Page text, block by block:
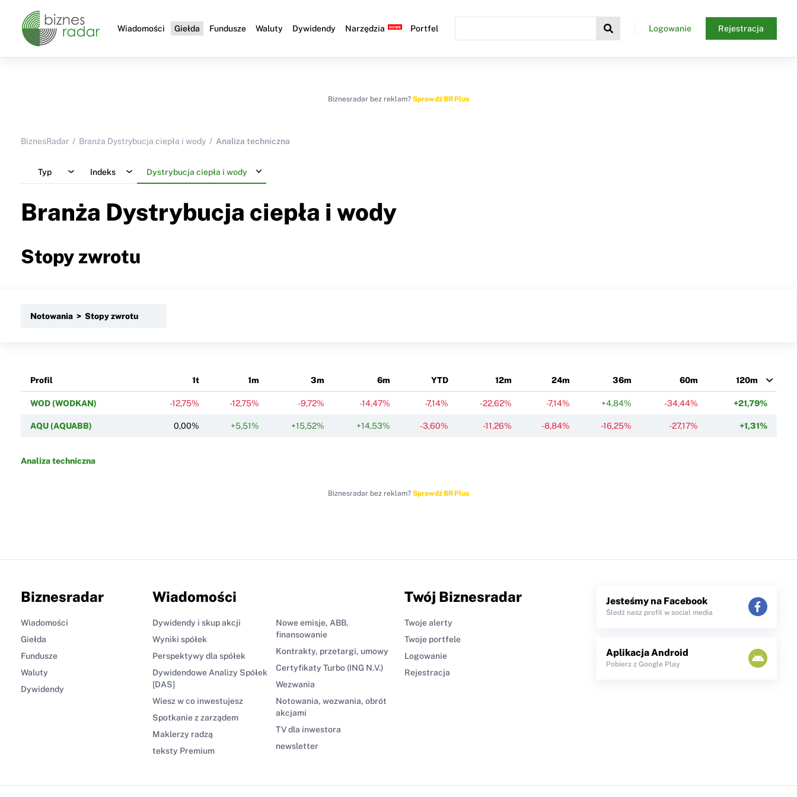
Wiadomości Giełda Fundusze Waluty Dywidendy Narzędzia Portfel Logowanie Rejestracja
Biznesradar bez reklam? Sprawdź BR Plus
BiznesRadar Branża Dystrybucja ciepła i wody Analiza techniczna
Typ Indeks Dystrybucja ciepła i wody
Branża Dystrybucja ciepła i wody
Stopy zwrotu
Notowania > Stopy zwrotu
Profil 1t 1m 3m 6m YTD 12m 24m 36m 60m 120m
WOD (WODKAN) -12,75% -12,75% -9,72% -14,47% -7,14% -22,62% -7,14% +4,84% -34,44% +21,79%
AQU (AQUABB) 0,00% +5,51% +15,52% +14,53% -3,60% -11,26% -8,84% -16,25% -27,17% +1,31%
Analiza techniczna
Biznesradar bez reklam? Sprawdź BR Plus
Biznesradar
Wiadomości
Giełda
Fundusze
Waluty
Dywidendy
Wiadomości
Dywidendy i skup akcji
Wyniki spółek
Perspektywy dla spółek
Dywidendowe Analizy Spółek
[DAS]
Wiesz w co inwestujesz
Spotkanie z zarządem
Maklerzy radzą
teksty Premium
Nowe emisje, ABB,
finansowanie
Kontrakty, przetargi, umowy
Certyfikaty Turbo (ING N.V.)
Wezwania
Notowania, wezwania, obrót
akcjami
TV dla inwestora
newsletter
Twój Biznesradar
Twoje alerty
Twoje portfele
Logowanie
Rejestracja
Jesteśmy na Facebook
Śledź nasz profil w social media
Aplikacja Android
Pobierz z Google Play